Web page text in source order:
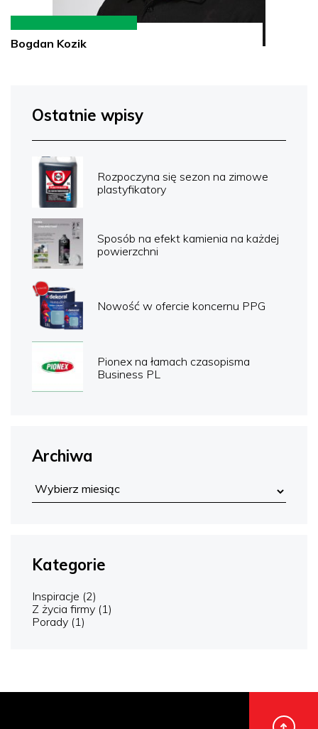
Bogdan Kozik
Ostatnie wpisy
Rozpoczyna się sezon na zimowe
plastyfikatory
Sposób na efekt kamienia na każdej
powierzchni
Nowość w ofercie koncernu PPG
Pionex na łamach czasopisma
Business PL
Archiwa
Kategorie
Inspiracje (2)
Z życia firmy (1)
Porady (1)